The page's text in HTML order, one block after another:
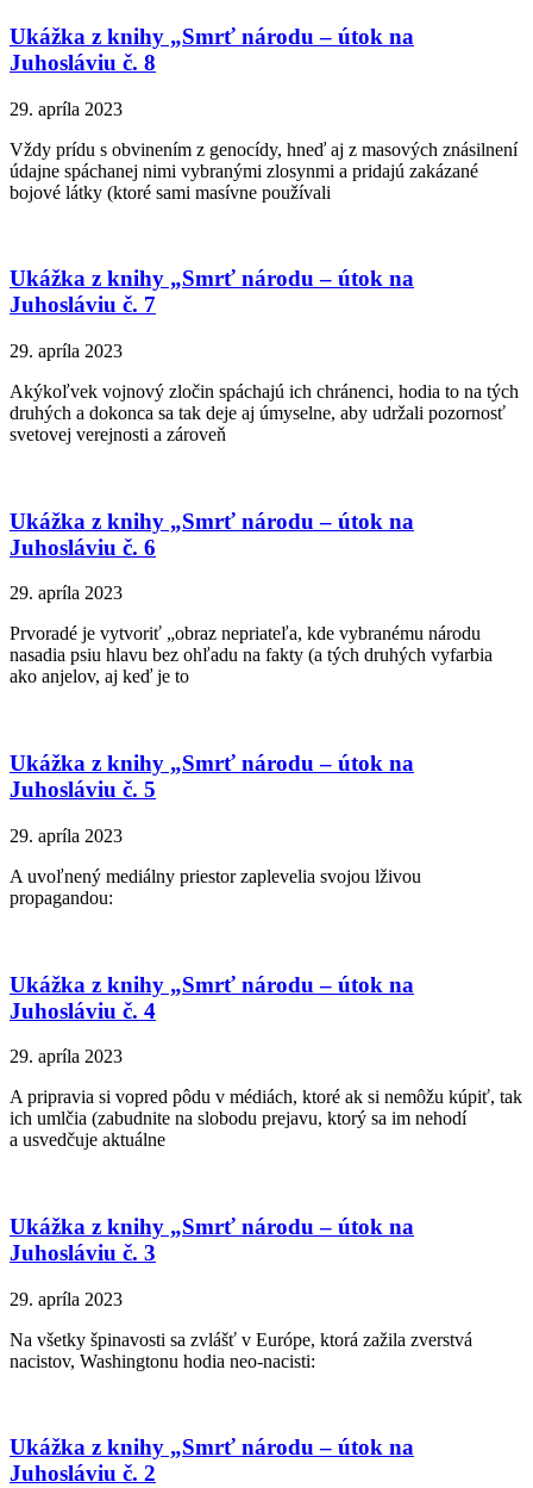
Ukážka z knihy „Smrť národu – útok na
Juhosláviu č. 8
29. apríla 2023
Vždy prídu s obvinením z genocídy, hneď aj z masových znásilnení
údajne spáchanej nimi vybranými zlosynmi a pridajú zakázané
bojové látky (ktoré sami masívne používali
Ukážka z knihy „Smrť národu – útok na
Juhosláviu č. 7
29. apríla 2023
Akýkoľvek vojnový zločin spáchajú ich chránenci, hodia to na tých
druhých a dokonca sa tak deje aj úmyselne, aby udržali pozornosť
svetovej verejnosti a zároveň
Ukážka z knihy „Smrť národu – útok na
Juhosláviu č. 6
29. apríla 2023
Prvoradé je vytvoriť „obraz nepriateľa, kde vybranému národu
nasadia psiu hlavu bez ohľadu na fakty (a tých druhých vyfarbia
ako anjelov, aj keď je to
Ukážka z knihy „Smrť národu – útok na
Juhosláviu č. 5
29. apríla 2023
A uvoľnený mediálny priestor zaplevelia svojou lživou
propagandou:
Ukážka z knihy „Smrť národu – útok na
Juhosláviu č. 4
29. apríla 2023
A pripravia si vopred pôdu v médiách, ktoré ak si nemôžu kúpiť, tak
ich umlčia (zabudnite na slobodu prejavu, ktorý sa im nehodí
a usvedčuje aktuálne
Ukážka z knihy „Smrť národu – útok na
Juhosláviu č. 3
29. apríla 2023
Na všetky špinavosti sa zvlášť v Európe, ktorá zažila zverstvá
nacistov, Washingtonu hodia neo-nacisti:
Ukážka z knihy „Smrť národu – útok na
Juhosláviu č. 2